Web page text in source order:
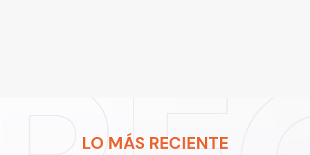
LO MÁS RECIENTE